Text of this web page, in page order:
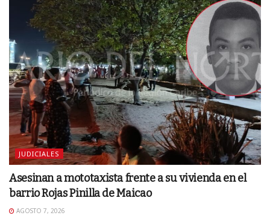
JUDICIALES
Asesinan a mototaxista frente a su vivienda en el
barrio Rojas Pinilla de Maicao
AGOSTO 7, 2026